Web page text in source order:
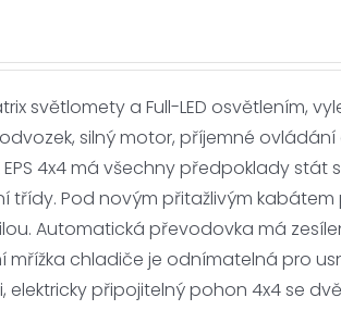
světlomety a Full-LED osvětlením,
silný motor, příjemné
4x4 má všechny předpoklady stát
třídy. Pod novým přitažlivým kabátem
Automatická převodovka má
mřížka chladiče je odnímatelná pro
elektricky připojitelný pohon 4x4 se